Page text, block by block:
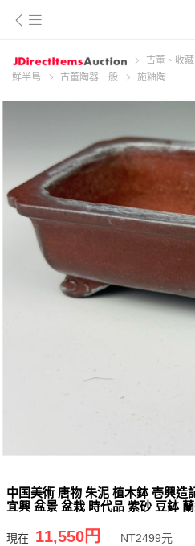
古董、收藏
鮮半島
古董陶器一般 施釉陶
中国美術 唐物 朱泥 植木鉢 壱興造
宜興 盆景 盆栽 時代品 紫砂 豆鉢
現在 11,550円 NT2499元